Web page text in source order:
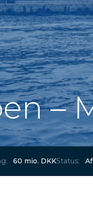
–
60 mio. DKKStatus: